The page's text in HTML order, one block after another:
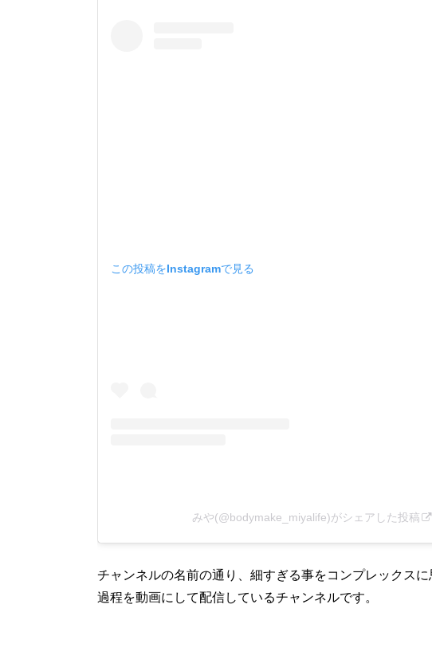
この投稿をInstagramで見る
みや(@bodymake_miyalife)がシェアした投稿
チャンネルの名前の通り、細すぎる事をコンプレックス
過程を動画にして配信しているチャンネルです。